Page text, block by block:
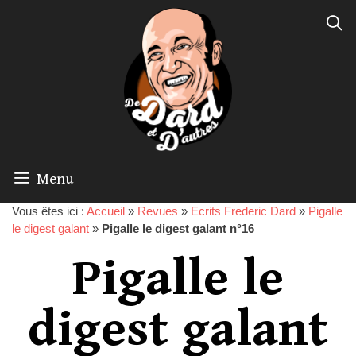
Menu
Vous êtes ici : Accueil » Revues » Ecrits Frederic Dard » Pigalle
le digest galant » Pigalle le digest galant n°16
Pigalle le
digest galant